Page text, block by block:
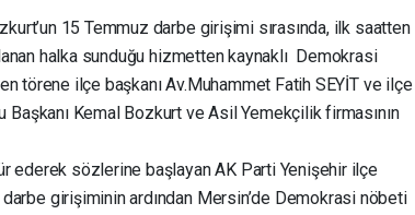
15 Temmuz darbe girişimi sırasında, ilk saatten
halka sunduğu hizmetten kaynaklı Demokrasi
törene ilçe başkanı Av.Muhammet Fatih SEYİT ve ilçe
Kemal Bozkurt ve Asil Yemekçilik firmasının
ederek sözlerine başlayan AK Parti Yenişehir ilçe
girişiminin ardından Mersin’de Demokrasi nöbeti